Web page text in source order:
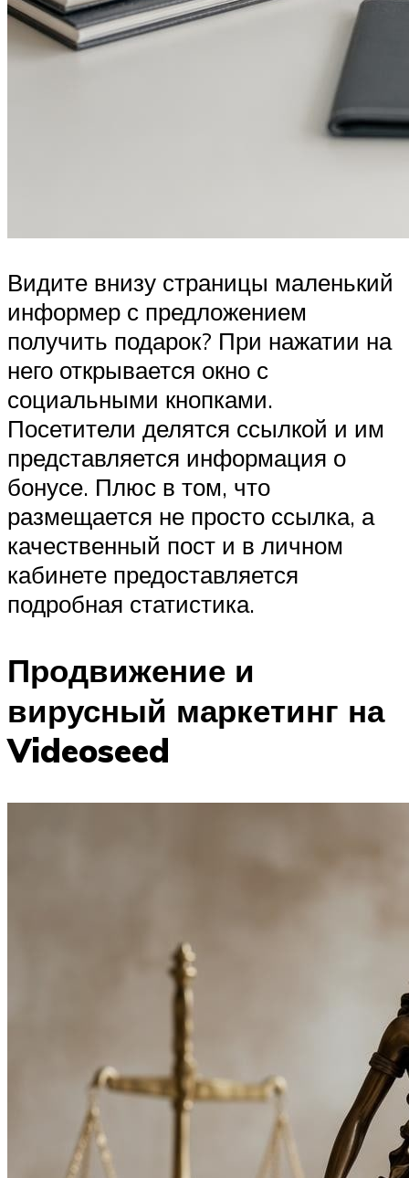
Видите внизу страницы маленький
информер с предложением
получить подарок? При нажатии на
него открывается окно с
социальными кнопками.
Посетители делятся ссылкой и им
представляется информация о
бонусе. Плюс в том, что
размещается не просто ссылка, а
качественный пост и в личном
кабинете предоставляется
подробная статистика.
Продвижение и
вирусный маркетинг на
Videoseed